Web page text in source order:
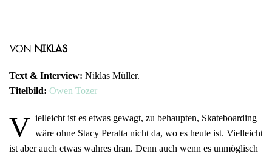
von Niklas
Text & Interview: Niklas Müller.
Titelbild: Owen Tozer
V ielleicht ist es etwas gewagt, zu behaupten, Skateboarding
wäre ohne Stacy Peralta nicht da, wo es heute ist. Vielleicht
ist aber auch etwas wahres dran. Denn auch wenn es unmöglisch